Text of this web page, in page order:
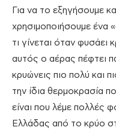
Για να το εξηγήσουμε
χρησιμοποιήσουμε ένα
τι γίνεται όταν
αυτός ο αέρας πέφτει
κρυώνεις πιο πολύ και
την ίδια θερμοκρασία
είναι που λέμε πολλές
Ελλάδας από το κρύο